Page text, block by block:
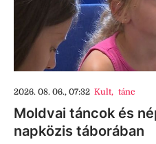
2026. 08. 06., 07:32 Kult, tánc
Moldvai táncok és
napközis táborában